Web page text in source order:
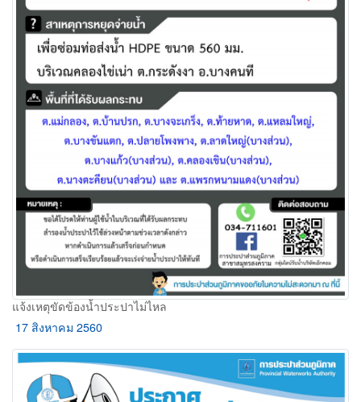
แจ้งเหตุขัดข้องน้ำประปาไม่ไหล
17 สิงหาคม 2560